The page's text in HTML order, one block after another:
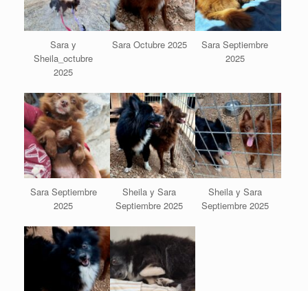
Sara y
Sheila_octubre
2025
Sara Octubre 2025
Sara Septiembre
2025
Sara Septiembre
2025
Sheila y Sara
Septiembre 2025
Sheila y Sara
Septiembre 2025